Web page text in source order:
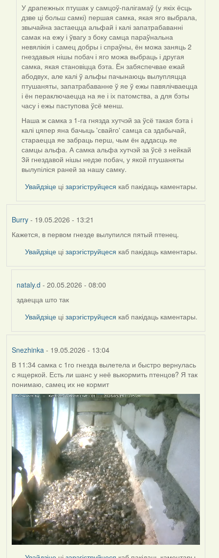
У драпежных птушак у самцоў-палігамаў (у якіх ёсць
дзве ці больш самкі) першая самка, якая яго выбрала,
звычайна застаецца альфай і калі запатрабаванні
самак на ежу і ўвагу з боку самца параўнальна
невялікія і самец добры і спраўны, ён можа заняць 2
гнездавыя нішы побач і яго можа выбраць і другая
самка, якая становіцца бэта. Ён забяспечвае ежай
абодвух, але калі ў альфы пачынаюць вылупляцца
птушаняты, запатрабаванне ў яе ў ежы павялічваецца
і ён пераключаецца на яе і іх патомства, а для бэты
часу і ежы паступова ўсё менш.
Наша ж самка з 1-га гнязда хутчэй за ўсё такая бэта і
калі цяпер яна бачыць 'свайго' самца са здабычай,
стараецца яе забраць перш, чым ён аддасць яе
самцы альфа. А самка альфа хутчэй за ўсё з нейкай
3й гнездавой нішы недзе побач, у якой птушаняты
вылупіліся раней за нашу самку.
Увайдзіце цізарэгіструйцеся каб пакідаць каментары.
Burry- 19.05.2026 - 13:21
Кажется, в первом гнезде вылупился пятый птенец.
Увайдзіце цізарэгіструйцеся каб пакідаць каментары.
nataly.d - 20.05.2026 - 08:00
In
reply
by
здаецца што так
Увайдзіце цізарэгіструйцеся каб пакідаць каментары.
Snezhinka - 19.05.2026 - 13:04
В 11:34 самка с 1го гнезда вылетела и быстро вернулась
с ящеркой. Есть ли шанс у неё выкормить птенцов? Я так
понимаю, самец их не кормит